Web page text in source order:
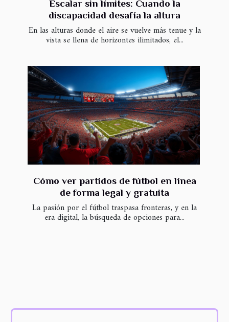
Escalar sin límites: Cuando la
discapacidad desafía la altura
En las alturas donde el aire se vuelve más tenue y la
vista se llena de horizontes ilimitados, el...
Cómo ver partidos de fútbol en línea
de forma legal y gratuita
La pasión por el fútbol traspasa fronteras, y en la
era digital, la búsqueda de opciones para...